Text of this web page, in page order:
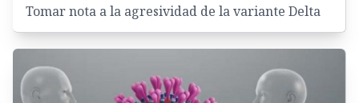
Tomar nota a la agresividad de la variante Delta